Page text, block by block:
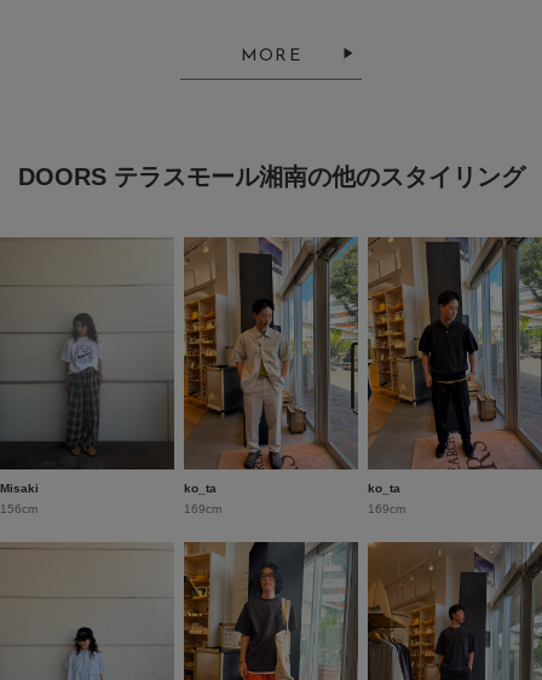
MORE
DOORS テラスモール湘南の他のスタイリング
Misaki
156cm
ko_ta
169cm
ko_ta
169cm